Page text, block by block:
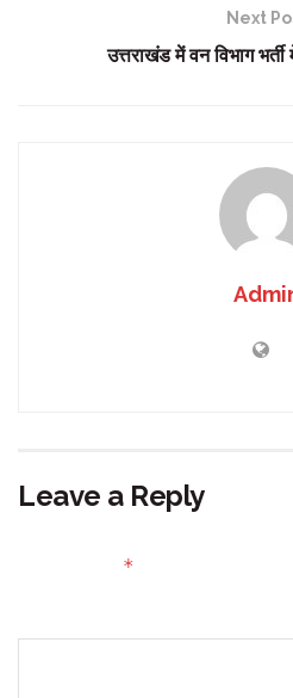
Next
उत्तराखंड में वन विभाग
Leave a Reply
*